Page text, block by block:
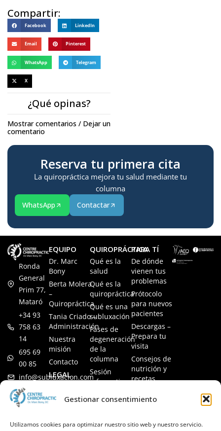
Gestionar consentimiento
Utilizamos cookies para optimizar nuestro sitio web y nuestro servicio.
Compartir:
Facebook LinkedIn
Email Pinterest
WhatsApp Telegram
X
¿Qué opinas?
Mostrar comentarios / Dejar un
comentario
Reserva tu primera cita
La quiropráctica mejora tu salud mediante tu
columna
WhatsApp Contactar
Ronda
General
Prim 77,
Mataró
+34 93
758 63
14
695 69
00 85
info@subluxacion.com
EQUIPO
Dr. Marc
Bony
Berta Molera
–
Quiropráctica
Tania Criado –
Administración
Nuestra
misión
Contacto
LEGAL
Política de
Política de
QUIROPRÁCTICA
Qué es la
salud
Qué es la
quiropráctica
Qué es una
subluxación
Fases de
degeneración
de la
columna
Sesión
informativa
para familias
para
PARA TÍ
De dónde
vienen tus
problemas
Prótocolo
para nuevos
pacientes
Descargas –
Prepara tu
visita
Consejos de
nutrición y
recetas
frecuentes